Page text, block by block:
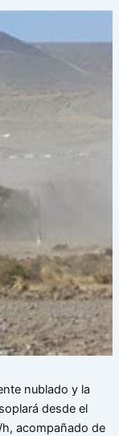
nublado y la
desde el
acompañado de